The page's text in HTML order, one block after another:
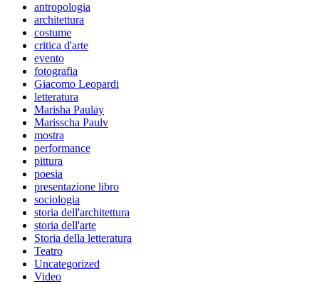
antropologia
architettura
costume
critica d'arte
evento
fotografia
Giacomo Leopardi
letteratura
Marisha Paulay
Marisscha Paulv
mostra
performance
pittura
poesia
presentazione libro
sociologia
storia dell'architettura
storia dell'arte
Storia della letteratura
Teatro
Uncategorized
Video